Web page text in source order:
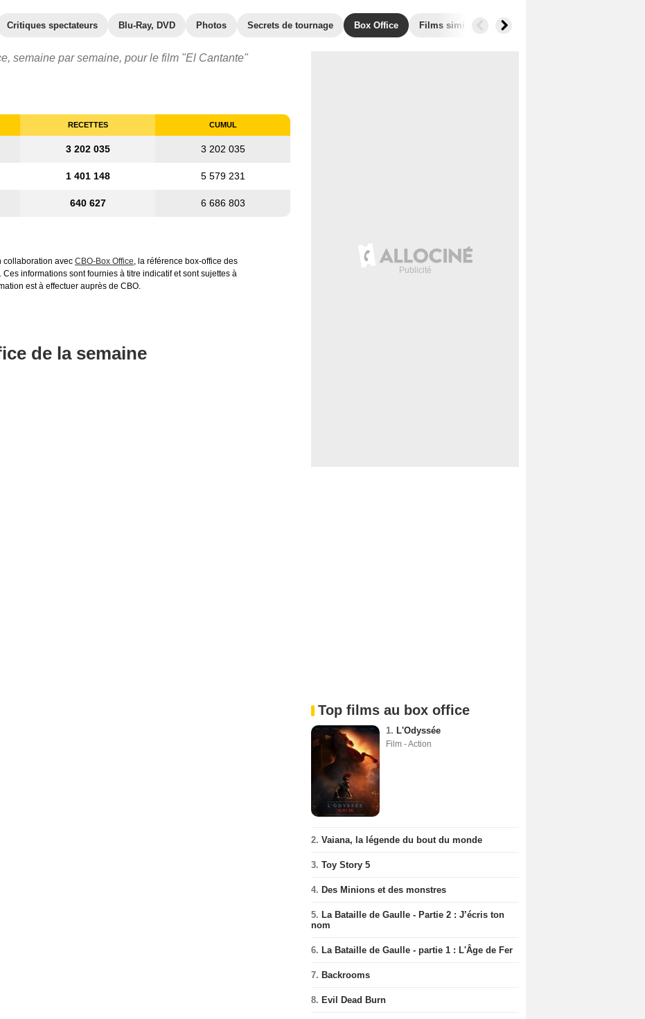
Critiques spectateurs Blu-Ray, DVD Photos Secrets de tournage Box Office Films similaires
semaine par semaine, pour le film "El Cantante"
RECETTES CUMUL
3 202 035 3 202 035
1 401 148 5 579 231
640 627 6 686 803
collaboration avec CBO-Box Office, la référence box-office des
informations sont fournies à titre indicatif et sont sujettes à
est à effectuer auprès de CBO.
de la semaine
Top films au box office
1. L'Odyssée
Film - Action
2. Vaiana, la légende du bout du monde
3. Toy Story 5
4. Des Minions et des monstres
5. La Bataille de Gaulle - Partie 2 : J’écris ton
nom
6. La Bataille de Gaulle - partie 1 : L'Âge de Fer
7. Backrooms
8. Evil Dead Burn